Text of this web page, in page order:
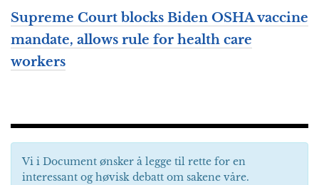
Supreme Court blocks Biden OSHA vaccine
mandate, allows rule for health care
workers
Vi i Document ønsker å legge til rette for en
interessant og høvisk debatt om sakene våre.